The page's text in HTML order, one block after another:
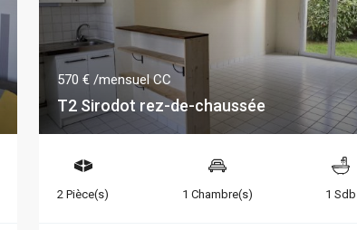
570 € /mensuel CC
T2 Sirodot rez-de-chaussée
2 Pièce(s) 1 Chambre(s) 1 Sdb